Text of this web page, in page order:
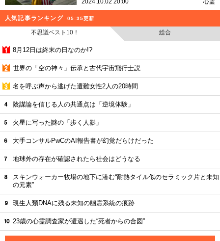
人気記事ランキング 05:35更新
不思議ベスト10！ 総合
8月12日は終末の日なのか!?
世界の「空の神々」伝承と古代宇宙飛行士説
名を呼ぶ声から逃げた遭難女性2人の20時間
陰謀論を信じる人の共通点は「逆境体験」
火星に写った謎の「歩く人影」
大手コンサルPwCのAI報告書が幻覚だらけだった
地球外の存在が確認されたら社会はどうなる
スキンウォーカー牧場の地下に潜む“耐熱タイル似のセラミック片と未知
の元素”
現生人類DNAに残る未知の幽霊系統の痕跡
23歳の心霊調査家が遭遇した“死者からの合図”